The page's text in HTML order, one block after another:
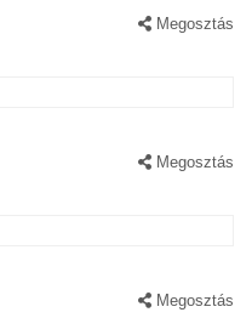
Megosztás
Megosztás
Megosztás